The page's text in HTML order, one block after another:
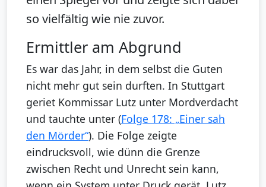
so vielfältig wie nie zuvor.
Ermittler am Abgrund
Es war das Jahr, in dem selbst die Guten
nicht mehr gut sein durften. In Stuttgart
geriet Kommissar Lutz unter Mordverdacht
und tauchte unter (Folge 178: „Einer sah
den Mörder“). Die Folge zeigte
eindrucksvoll, wie dünn die Grenze
zwischen Recht und Unrecht sein kann,